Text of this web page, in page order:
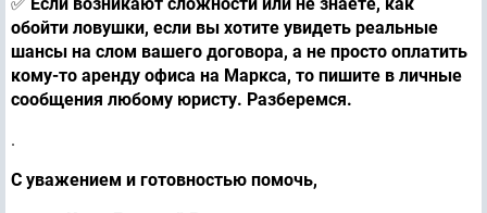
обойти ловушки, если вы хотите увидеть реальные
шансы на слом вашего договора, а не просто оплатить
кому-то аренду офиса на Маркса, то пишите в личные
сообщения любому юристу. Разберемся.
.
С уважением и готовностью помочь,